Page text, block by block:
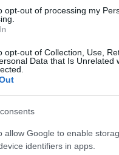
opt-out of processing my
opt-out of Collection, Use,
Data that Is Unrelated
allow Google to enable
identifiers in apps.
presto pubblicato il
dovranno attivarsi
GPL sarà infatti
da chi, nel
ilproprio